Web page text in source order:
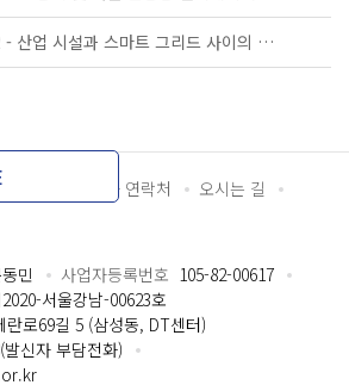
KS C IEC TS 62872 - 산업 시설과 스마트 그리드 사이의 산업 공정 측정, 제어 및 자동화 시스템 인터페이스
약관 담당자 연락처
오시는 길
민 사업자등록번호 105-82-00617
서울강남-00623호
란로69길 5 (삼성동, DT센터)
신자 부담전화)